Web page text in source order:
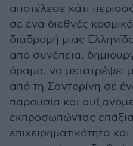
αποτέλεσε κάτι
σε ένα διεθνές
διαδρομή μιας
από συνέπεια,
όραμα, να μετατρέψει
από τη Σαντορίνη σε
παρουσία και
εκπροσωπώντας
επιχειρηματικότητα